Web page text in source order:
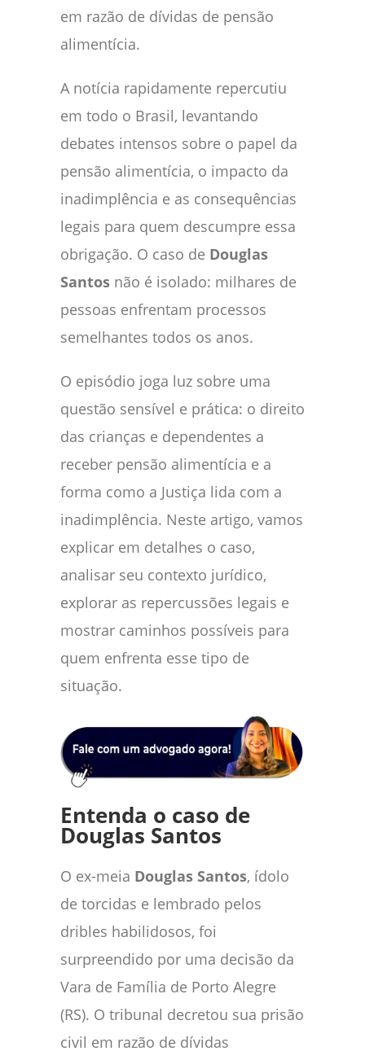
em razão de dívidas de pensão
alimentícia.
A notícia rapidamente repercutiu
em todo o Brasil, levantando
debates intensos sobre o papel da
pensão alimentícia, o impacto da
inadimplência e as consequências
legais para quem descumpre essa
obrigação. O caso de Douglas
Santos não é isolado: milhares de
pessoas enfrentam processos
semelhantes todos os anos.
O episódio joga luz sobre uma
questão sensível e prática: o direito
das crianças e dependentes a
receber pensão alimentícia e a
forma como a Justiça lida com a
inadimplência. Neste artigo, vamos
explicar em detalhes o caso,
analisar seu contexto jurídico,
explorar as repercussões legais e
mostrar caminhos possíveis para
quem enfrenta esse tipo de
situação.
Entenda o caso de
Douglas Santos
O ex-meia Douglas Santos, ídolo
de torcidas e lembrado pelos
dribles habilidosos, foi
surpreendido por uma decisão da
Vara de Família de Porto Alegre
(RS). O tribunal decretou sua prisão
civil em razão de dívidas